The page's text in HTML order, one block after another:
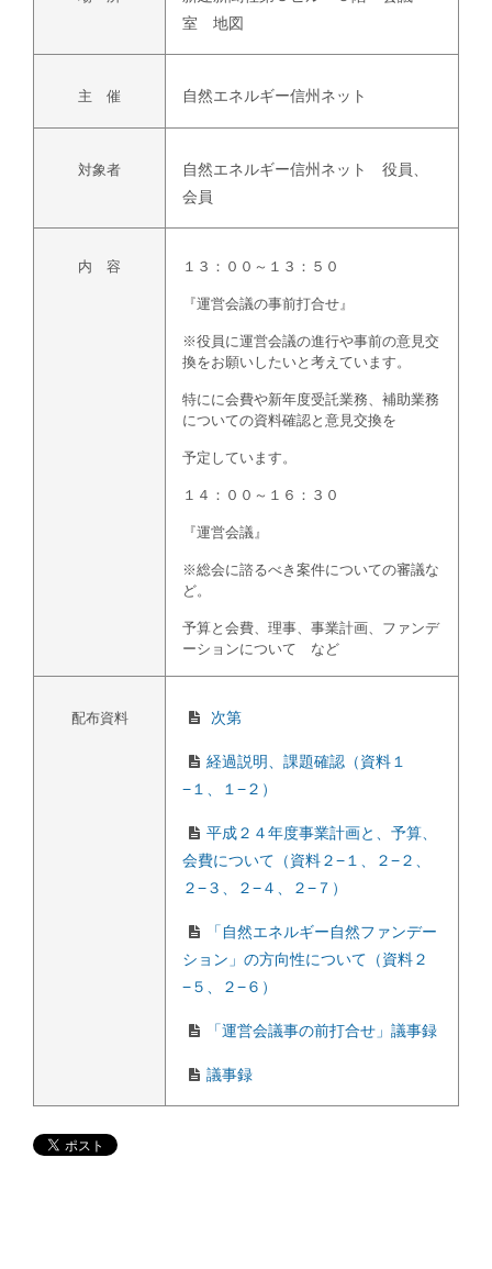
室 地図
主 催 自然エネルギー信州ネット
対象者
自然エネルギー信州ネット 役員、
会員
内 容 １３：００～１３：５０
『運営会議の事前打合せ』
※役員に運営会議の進行や事前の意見交
換をお願いしたいと考えています。
特にに会費や新年度受託業務、補助業務
についての資料確認と意見交換を
予定しています。
１４：００～１６：３０
『運営会議』
※総会に諮るべき案件についての審議な
ど。
予算と会費、理事、事業計画、ファンデ
ーションについて など
配布資料 次第
経過説明、課題確認（資料１
−１、１−２）
平成２４年度事業計画と、予算、
会費について（資料２−１、２−２、
２−３、２−４、２−７）
「自然エネルギー自然ファンデー
ション」の方向性について（資料２
−５、２−６）
「運営会議事の前打合せ」議事録
議事録